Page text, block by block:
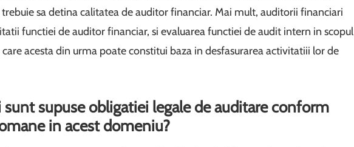
sa detina calitatea de auditor financiar. Mai mult, auditorii financiari
functiei de auditor financiar, si evaluarea functiei de audit intern in scopul
acesta din urma poate constitui baza in desfasurarea activitatiii lor de
supuse obligatiei legale de auditare conform
in acest domeniu?